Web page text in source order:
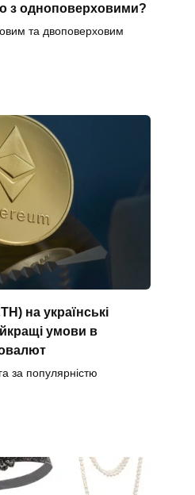
з одноповерховими?
та двоповерховим
на українські
умови в
за популярністю